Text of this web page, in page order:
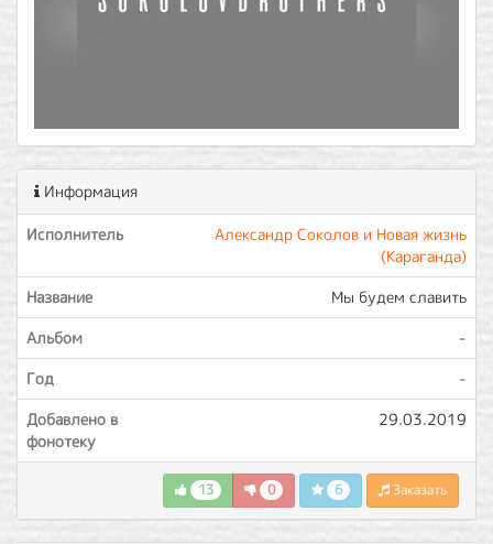
Информация
Исполнитель
Александр Соколов и Новая жизнь
(Караганда)
Название
Мы будем славить
Альбом
-
Год
-
Добавлено в
фонотеку
29.03.2019
13 0 6 Заказать